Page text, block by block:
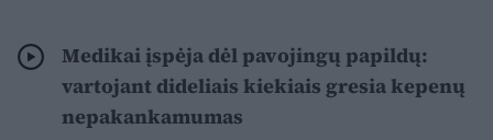
Medikai įspėja dėl pavojingų papildų:
vartojant dideliais kiekiais gresia kepenų
nepakankamumas